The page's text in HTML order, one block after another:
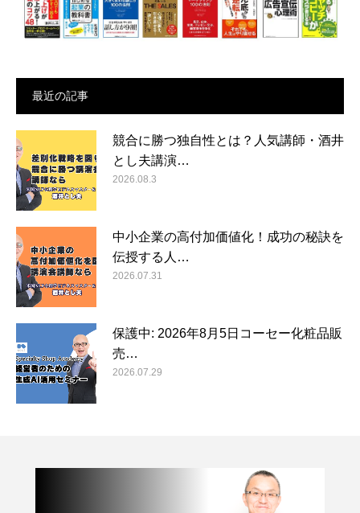
最近の記事
競合に勝つ独自性とは？人気講師・酒井
とし夫講演…
2026.08.3
中小企業の高付加価値化！成功の秘訣を
伝授する人…
2026.07.31
保護中: 2026年8月5日コーセー化粧品販
売…
2026.07.29